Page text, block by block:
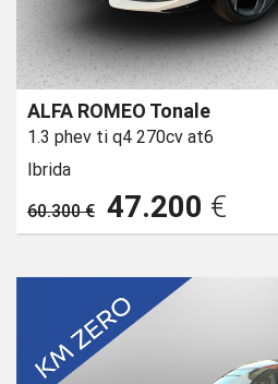
ALFA ROMEO Tonale
1.3 phev ti q4 270cv at6
Ibrida
60.300 € 47.200 €